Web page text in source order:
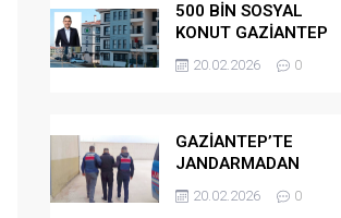
500 BİN SOSYAL
KONUT GAZİANTEP
HAK SAHİPLİĞİ
BELİRLEME KURASI-
20.02.2026 0
GAZİANTEP’TE
JANDARMADAN
GÖÇMEN
KAÇAKÇILARINA
20.02.2026 0